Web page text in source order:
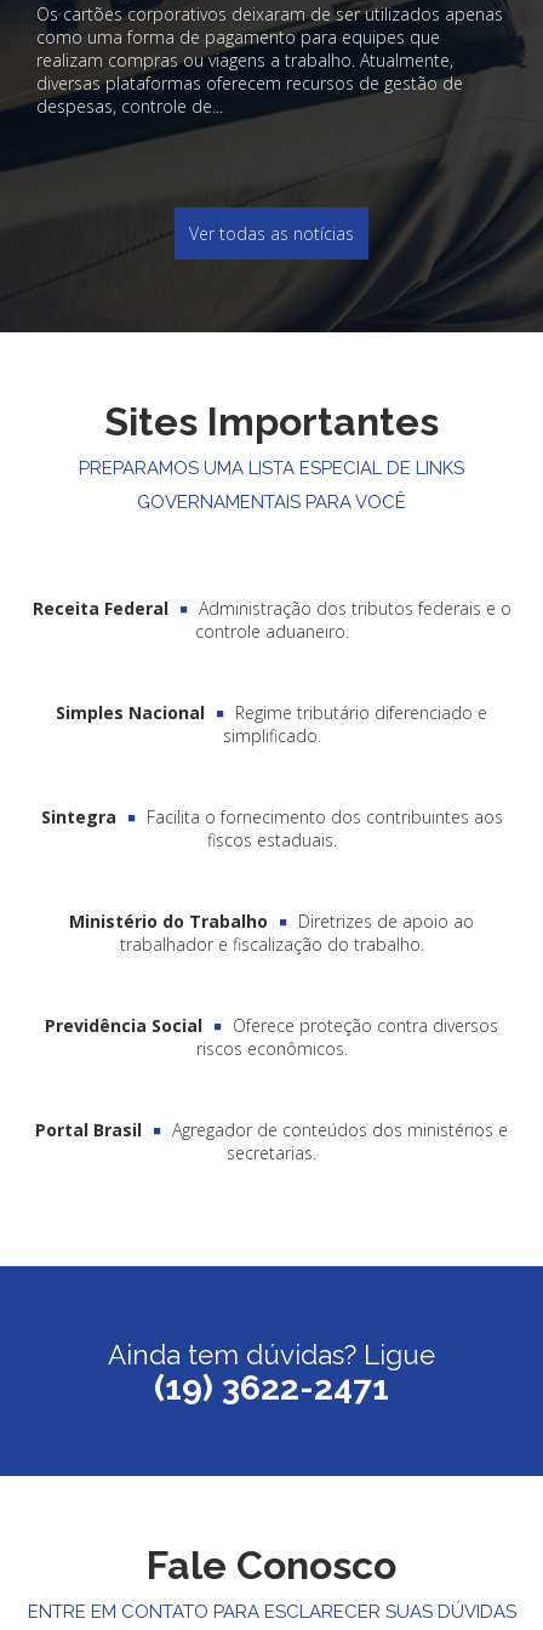
Os cartões corporativos deixaram de ser utilizados apenas
como uma forma de pagamento para equipes que
realizam compras ou viagens a trabalho. Atualmente,
diversas plataformas oferecem recursos de gestão de
despesas, controle de...
Ver todas as notícias
Sites Importantes
PREPARAMOS UMA LISTA ESPECIAL DE LINKS
GOVERNAMENTAIS PARA VOCÊ
Receita Federal
Administração dos tributos federais e o
controle aduaneiro.
Simples Nacional
Regime tributário diferenciado e
simplificado.
Sintegra
Facilita o fornecimento dos contribuintes aos
fiscos estaduais.
Ministério do Trabalho
Diretrizes de apoio ao
trabalhador e fiscalização do trabalho.
Previdência Social
Oferece proteção contra diversos
riscos econômicos.
Portal Brasil
Agregador de conteúdos dos ministérios e
secretarias.
Ainda tem dúvidas? Ligue
(19) 3622-2471
Fale Conosco
ENTRE EM CONTATO PARA ESCLARECER SUAS DÚVIDAS